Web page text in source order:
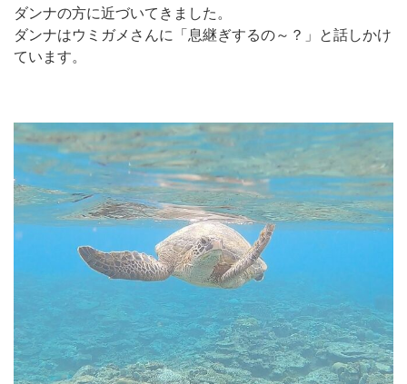
ダンナの方に近づいてきました。
ダンナはウミガメさんに「息継ぎするの～？」と話しかけ
ています。